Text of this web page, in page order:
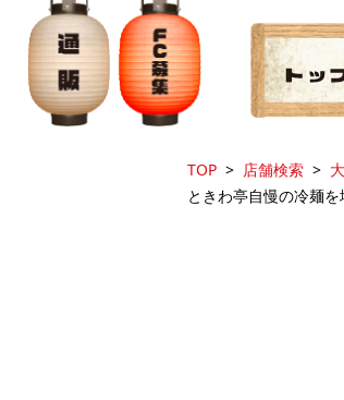
TOP 店舗検索
ときわ亭自慢の冷麺